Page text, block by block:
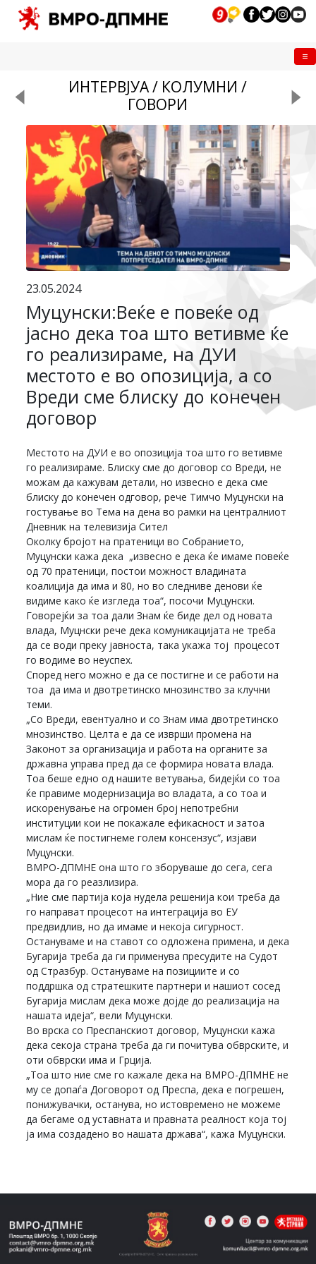
ИНТЕРВЈУА / КОЛУМНИ /
ГОВОРИ
23.05.2024
Муцунски:Веќе е повеќе од
јасно дека тоа што ветивме ќе
го реализираме, на ДУИ
местото е во опозиција, а со
Вреди сме блиску до конечен
договор
Местото на ДУИ е во опозиција тоа што го ветивме
го реализираме. Блиску сме до договор со Вреди, не
можам да кажувам детали, но извесно е дека сме
блиску до конечен одговор, рече Тимчо Муцунски на
гостување во Тема на дена во рамки на централниот
Дневник на телевизија Сител
Околку бројот на пратеници во Собранието,
Муцунски кажа дека „извесно е дека ќе имаме повеќе
од 70 пратеници, постои можност владината
коалиција да има и 80, но во следниве денови ќе
видиме како ќе изгледа тоа“, посочи Муцунски.
Говорејќи за тоа дали Знам ќе биде дел од новата
влада, Муцнски рече дека комуникацијата не треба
да се води преку јавноста, така укажа тој процесот
го водиме во неуспех.
Според него можно е да се постигне и се работи на
тоа да има и двотретинско мнозинство за клучни
теми.
„Со Вреди, евентуално и со Знам има двотретинско
мнозинство. Целта е да се изврши промена на
Законот за организација и работа на органите за
државна управа пред да се формира новата влада.
Тоа беше едно од нашите ветувања, бидејќи со тоа
ќе правиме модернизација во владата, а со тоа и
искоренување на огромен број непотребни
институции кои не покажале ефикасност и затоа
мислам ќе постигнеме голем консензус“, изјави
Муцунски.
ВМРО-ДПМНЕ она што го зборуваше до сега, сега
мора да го реазлизира.
„Ние сме партија која нудела решенија кои треба да
го направат процесот на интеграција во ЕУ
предвидлив, но да имаме и некоја сигурност.
Остануваме и на ставот со одложена примена, и дека
Бугарија треба да ги применува пресудите на Судот
од Стразбур. Остануваме на позициите и со
поддршка од стратешките партнери и нашиот сосед
Бугарија мислам дека може дојде до реализација на
нашата идеја“, вели Муцунски.
Во врска со Преспанскиот договор, Муцунски кажа
дека секоја страна треба да ги почитува обврските, и
оти обврски има и Грција.
„Тоа што ние сме го кажале дека на ВМРО-ДПМНЕ не
му се допаѓа Договорот од Преспа, дека е погрешен,
понижувачки, останува, но истовремено не можеме
да бегаме од уставната и правната реалност која тој
ја има создадено во нашата држава“, кажа Муцунски.